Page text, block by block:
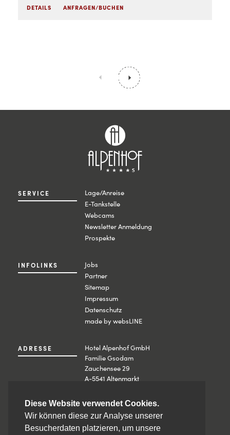
Diese Website verwendet Cookies.
Wir können diese zur Analyse unserer
Besucherdaten platzieren, um unsere
DETAILS ANFRAGEN/BUCHEN
SERVICE
Lage/Anreise
E-Tankstelle
Webcams
Newsletter Anmeldung
Prospekte
INFOLINKS
Jobs
Partner
Sitemap
Impressum
Datenschutz
made by websLINE
ADRESSE
Hotel Alpenhof GmbH
Familie Gsodam
Zauchensee 29
A-5541 Altenmarkt
KONTAKT
+43 6452 4014
info@alpenhof.net
HolidayCheck